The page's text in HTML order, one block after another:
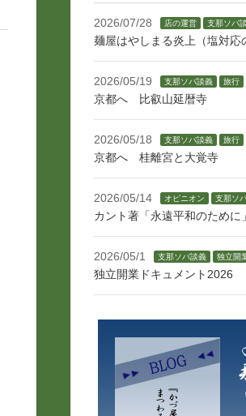
2026/07/28 店の運営 支那ソバ
麺屋はやしまる炎上（塩対応
2026/05/19 支那ソバ談義 旅行
京都へ 比叡山延暦寺
2026/05/18 支那ソバ談義 旅行
京都へ 桂離宮と大覚寺
2026/05/14 オピニオン 支那ソ
カント著「永遠平和のために
2026/05/1 支那ソバ談義 独立開
独立開業ドキュメント2026